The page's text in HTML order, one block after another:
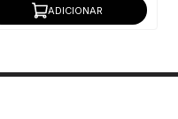
ADICIONAR